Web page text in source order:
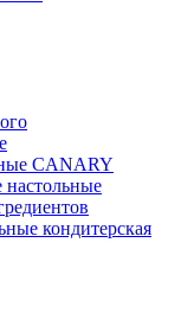
CANARY
кондитерская